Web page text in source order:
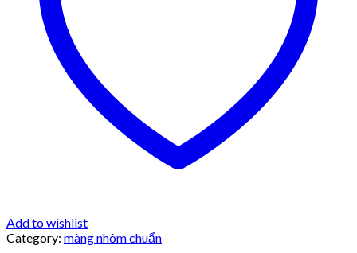
Add to wishlist
Category: màng nhôm chuẩn